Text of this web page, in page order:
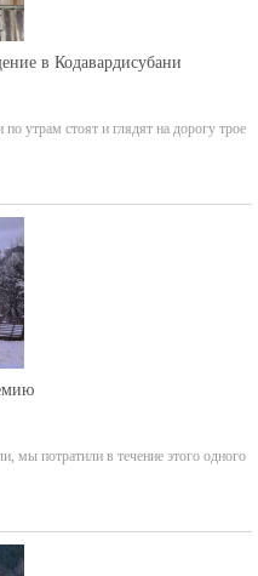
в Кодавардисубани
утрам стоят и глядят на дорогу трое
мы потратили в течение этого одного